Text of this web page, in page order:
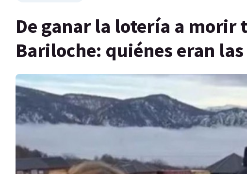
De ganar la lotería a morir
Bariloche: quiénes eran